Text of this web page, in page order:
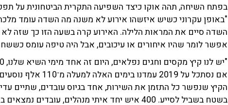
בפתח השיחה, תהה אוקו כיצד השפיעה התקרית הביטחונית על
"באופן עקרוני כשיש איזשהו אירוע לא משנה מה השדה עומד
השדה סיים את המראות הלילה. האירוע קרה בשעה הזו כך שזה
אפשר לומר שהיו איחורים או עיכובים, אבל היה טיפה עומס
אם נסתכל על 2019
הקיץ שנפשר כל התזמן את השירות, אחד בגיוס עובדים, שתיים
בשטח בשביל לסייע. 400 איש יחד איתי מנהלים,